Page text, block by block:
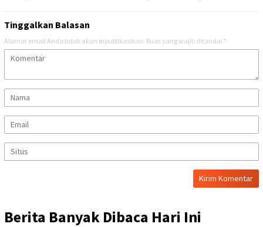
Tinggalkan Balasan
Alamat email Anda tidak akan dipublikasikan. Ruas yang wajib ditandai *
Berita Banyak Dibaca Hari Ini